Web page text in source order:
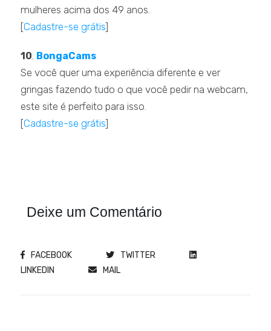
mulheres acima dos 49 anos.
[Cadastre-se grátis]
10. BongaCams
Se você quer uma experiência diferente e ver
gringas fazendo tudo o que você pedir na webcam,
este site é perfeito para isso.
[Cadastre-se grátis]
Deixe um Comentário
FACEBOOK
TWITTER
LINKEDIN
MAIL